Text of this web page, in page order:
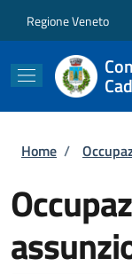
Regione Veneto
Briciole
Home /